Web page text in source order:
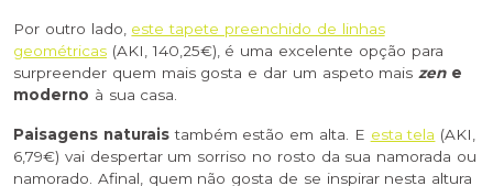
Por outro lado, este tapete preenchido de linhas
geométricas (AKI, 140,25€), é uma excelente opção para
surpreender quem mais gosta e dar um aspeto mais zene
moderno à sua casa.
Paisagens naturaistambém estão em alta. E esta tela (AKI,
6,79€) vai despertar um sorriso no rosto da sua namorada ou
namorado. Afinal, quem não gosta de se inspirar nesta altura